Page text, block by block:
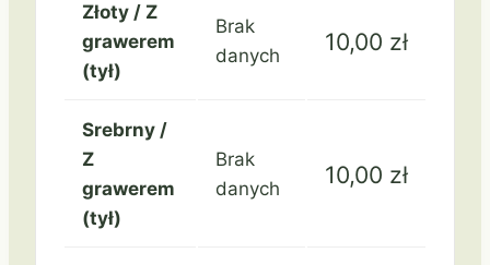
Złoty / Z
grawerem
(tył)
Brak
danych
10,00 zł
Srebrny /
Z
grawerem
(tył)
Brak
danych
10,00 zł